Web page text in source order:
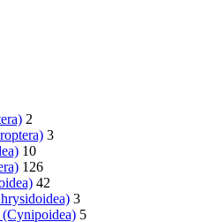
2
3
10
126
42
3
5